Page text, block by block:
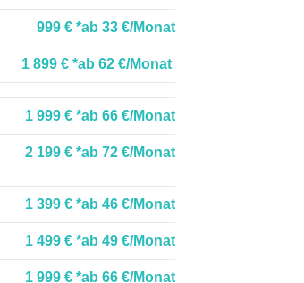
999 € *ab 33 €/Monat
1 899 € *ab 62 €/Monat
1 999 € *ab 66 €/Monat
2 199 € *ab 72 €/Monat
1 399 € *ab 46 €/Monat
1 499 € *ab 49 €/Monat
1 999 € *ab 66 €/Monat